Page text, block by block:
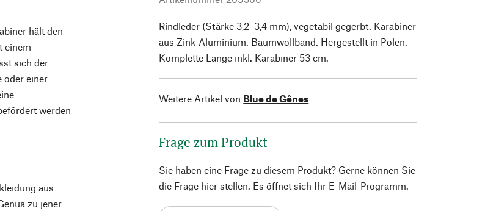
hält den
einem
sich der
oder einer
werden
aus
zu jener
Rindleder (Stärke 3,2–3,4 mm), vegetabil gegerbt. Karabiner
aus Zink-Aluminium. Baumwollband. Hergestellt in Polen.
Komplette Länge inkl. Karabiner 53 cm.
Weitere Artikel von Blue de Gênes
Frage zum Produkt
Sie haben eine Frage zu diesem Produkt? Gerne können Sie
die Frage hier stellen. Es öffnet sich Ihr E-Mail-Programm.